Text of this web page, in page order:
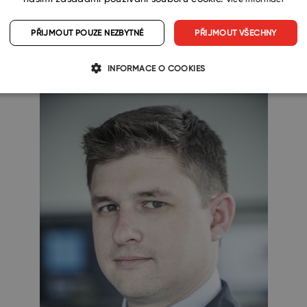
o složitější scénáře. Například dokoupení
chování zákazníků s hypotékami. To jsou
PŘIJMOUT VŠECHNY
PŘIJMOUT POUZE NEZBYTNÉ
INFORMACE O COOKIES